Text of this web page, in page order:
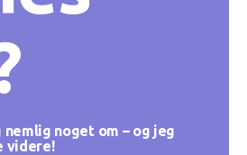
nemlig noget om – og jeg
videre!